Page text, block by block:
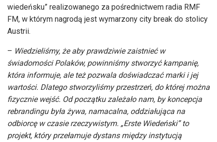
wiedeńsku” realizowanego za pośrednictwem radia RMF
FM, w którym nagrodą jest wymarzony city break do stolicy
Austrii.
– Wiedzieliśmy, że aby prawdziwie zaistnieć w
świadomości Polaków, powinniśmy stworzyć kampanię,
która informuje, ale też pozwala doświadczać marki i jej
wartości. Dlatego stworzyliśmy przestrzeń, do której można
fizycznie wejść. Od początku zależało nam, by koncepcja
rebrandingu była żywa, namacalna, oddziałująca na
odbiorcę w czasie rzeczywistym. „Erste Wiedeński” to
projekt, który przełamuje dystans między instytucją